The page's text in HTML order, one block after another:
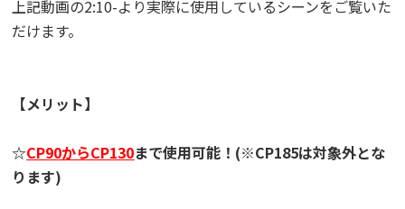
上記動画の2:10-より実際に使用しているシーンをご覧いた
だけます。
【メリット】
☆CP90からCP130まで使用可能！(※CP185は対象外とな
ります)